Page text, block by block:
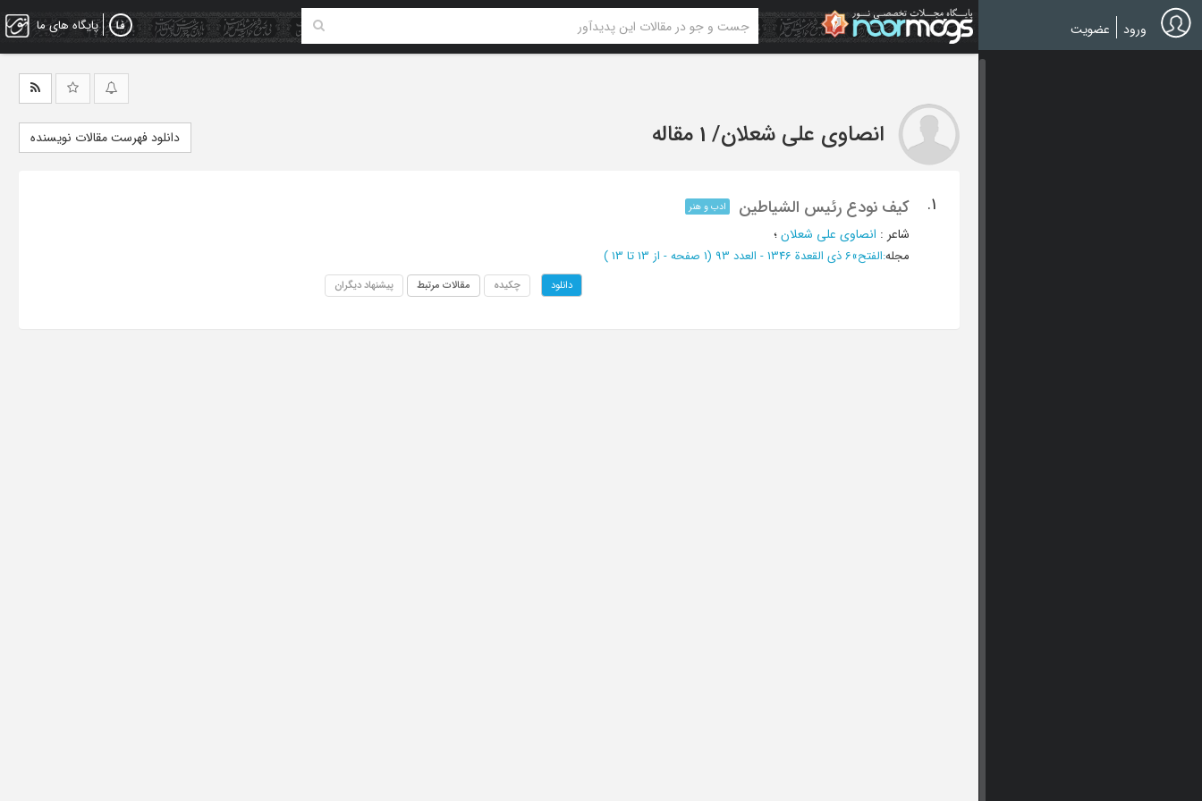
Skip
to
main
پایگاه های ما ورود عضویت
انصاوی علی شعلان/ 1 مقاله دانلود فهرست مقالات نویسنده
1. کیف نودع رئیس الشیاطین ادب و هنر
شاعر : انصاوی علی شعلان؛
مجله:الفتح»6 ذی القعدة 1346 - العدد 93 (‎1 صفحه - از 13 تا 13 )
دانلود چکیده مقالات مرتبط پیشنهاد دیگران